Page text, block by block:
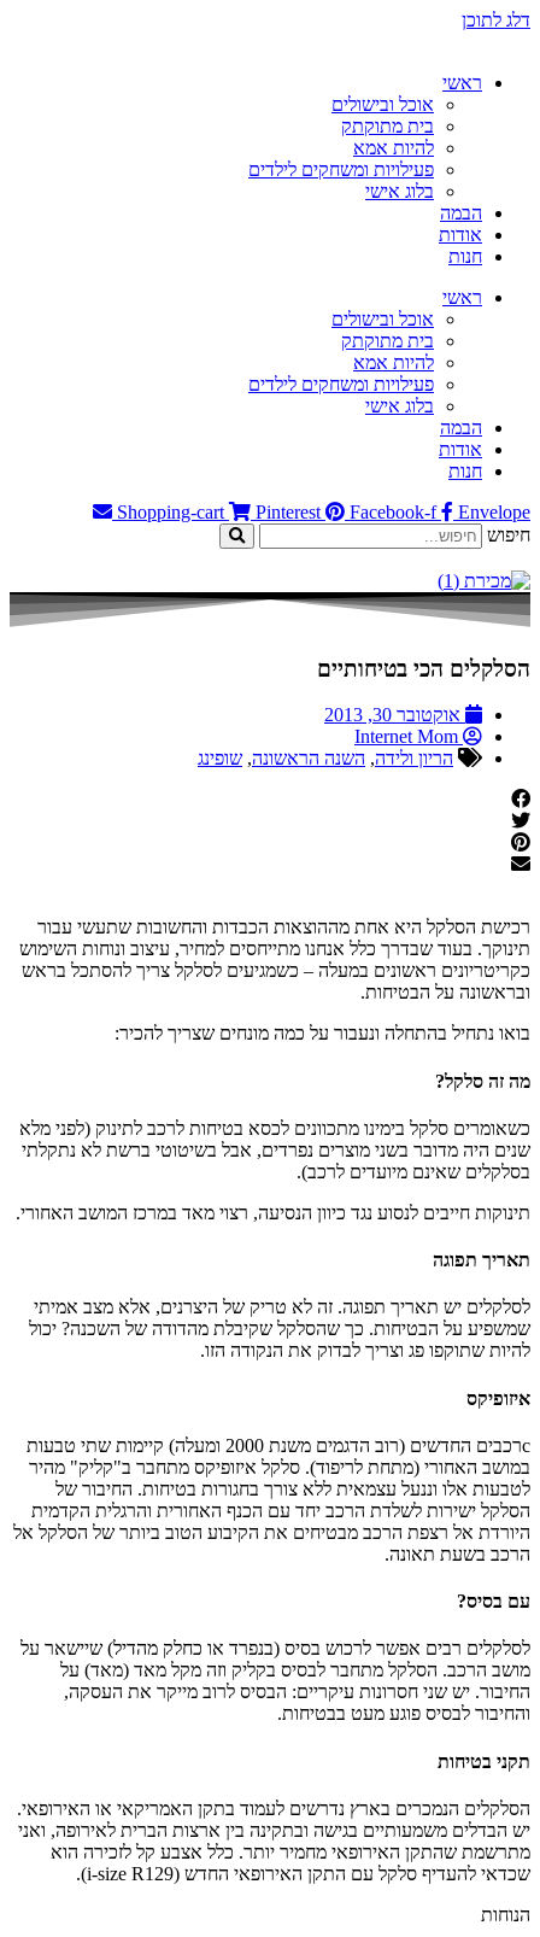
דלג לתוכן
ראשי
אוכל ובישולים
בית מתוקתק
להיות אמא
פעילויות ומשחקים לילדים
בלוג אישי
הבמה
אודות
חנות
ראשי
אוכל ובישולים
בית מתוקתק
להיות אמא
פעילויות ומשחקים לילדים
בלוג אישי
הבמה
אודות
חנות
Shopping-cart
Pinterest Facebook-f
Envelope
חיפוש
הסלקלים הכי בטיחותיים
אוקטובר 30, 2013
Internet Mom
הריון ולידה, השנה הראשונה, שופינג
רכישת הסלקל היא אחת מההוצאות הכבדות והחשובות שתעשי עבור
תינוקך. בעוד שבדרך כלל אנחנו מתייחסים למחיר, עיצוב ונוחות השימוש
כקריטריונים ראשונים במעלה – כשמגיעים לסלקל צריך להסתכל בראש
ובראשונה על הבטיחות.
בואו נתחיל בהתחלה ונעבור על כמה מונחים שצריך להכיר:
מה זה סלקל?
כשאומרים סלקל בימינו מתכוונים לכסא בטיחות לרכב לתינוק (לפני מלא
שנים היה מדובר בשני מוצרים נפרדים, אבל בשיטוטי ברשת לא נתקלתי
בסלקלים שאינם מיועדים לרכב).
תינוקות חייבים לנסוע נגד כיוון הנסיעה, רצוי מאד במרכז המושב האחורי.
תאריך תפוגה
לסלקלים יש תאריך תפוגה. זה לא טריק של היצרנים, אלא מצב אמיתי
שמשפיע על הבטיחות. כך שהסלקל שקיבלת מהדודה של השכנה? יכול
להיות שתוקפו פג וצריך לבדוק את הנקודה הזו.
איזופיקס
cרכבים החדשים (רוב הדגמים משנת 2000 ומעלה) קיימות שתי טבעות
במושב האחורי (מתחת לריפוד). סלקל איזופיקס מתחבר ב"קליק" מהיר
לטבעות אלו וננעל עצמאית ללא צורך בחגורות בטיחות. החיבור של
הסלקל ישירות לשלדת הרכב יחד עם הכנף האחורית והרגלית הקדמית
היורדת אל רצפת הרכב מבטיחים את הקיבוע הטוב ביותר של הסלקל אל
הרכב בשעת תאונה.
עם בסיס?
לסלקלים רבים אפשר לרכוש בסיס (בנפרד או כחלק מהדיל) שיישאר על
מושב הרכב. הסלקל מתחבר לבסיס בקליק וזה מקל מאד (מאד) על
החיבור. יש שני חסרונות עיקריים: הבסיס לרוב מייקר את העסקה,
והחיבור לבסיס פוגע מעט בבטיחות.
תקני בטיחות
הסלקלים הנמכרים בארץ נדרשים לעמוד בתקן האמריקאי או האירופאי.
יש הבדלים משמעותיים בגישה ובתקינה בין ארצות הברית לאירופה, ואני
מתרשמת שהתקן האירופאי מחמיר יותר. כלל אצבע קל לזכירה הוא
שכדאי להעדיף סלקל עם התקן האירופאי החדש (i-size R129).
הנוחות